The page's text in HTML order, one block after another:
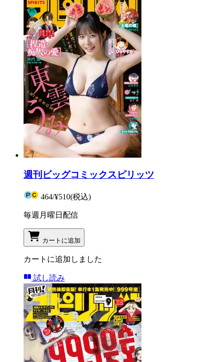
週刊ビッグコミックスピリッツ
464/¥510(税込)
毎週月曜日配信
カートに追加
カートに追加しました
試し読み